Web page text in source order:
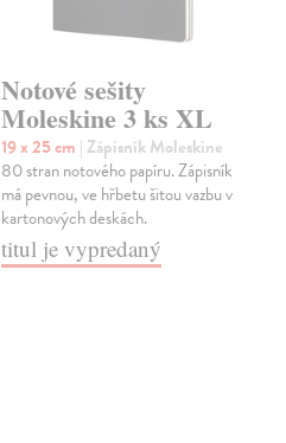
Notové sešity
Moleskine 3 ks XL
19 x 25 cm | Zápisník Moleskine
80 stran notového papíru. Zápisník
má pevnou, ve hřbetu šitou vazbu v
kartonových deskách.
titul je vypredaný